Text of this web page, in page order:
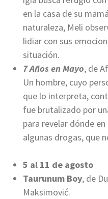
en la casa de su
naturaleza, Meli
lidiar con sus
situación.
7 Años en Mayo, de
Un hombre, cuyo
que lo interpreta,
fue brutalizado por
para revelar dónde
algunas drogas, que
5 al 11 de agosto
Taurunum Boy, de
Maksimović.